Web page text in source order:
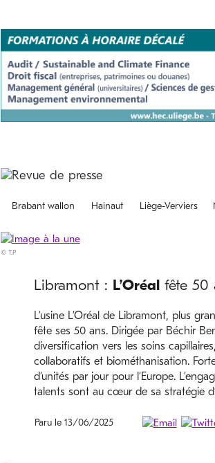
Brabant wallon Hainaut Liège-Verviers
© T.P
Libramont : L’Oréalfête 50
L’usine L’Oréal de Libramont, plus
fête ses 50 ans. Dirigée par Béchir
diversification vers les soins
collaboratifs et biométhanisation.
d’unités par jour pour l’Europe.
talents sont au cœur de sa stratégie
Paru le 13/06/2025